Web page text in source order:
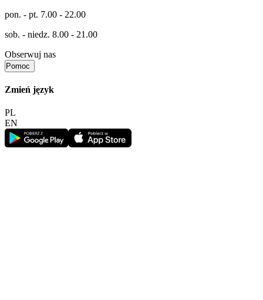
pon. - pt. 7.00 - 22.00
sob. - niedz. 8.00 - 21.00
Obserwuj nas
Pomoc
Zmień język
PL
EN